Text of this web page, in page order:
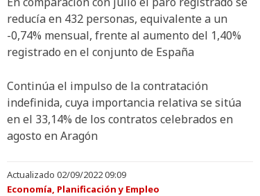
reducía en 432 personas, equivalente a un
-0,74% mensual, frente al aumento del 1,40%
registrado en el conjunto de España
Continúa el impulso de la contratación
indefinida, cuya importancia relativa se sitúa
en el 33,14% de los contratos celebrados en
agosto en Aragón
Actualizado 02/09/2022 09:09
Economía, Planificación y Empleo